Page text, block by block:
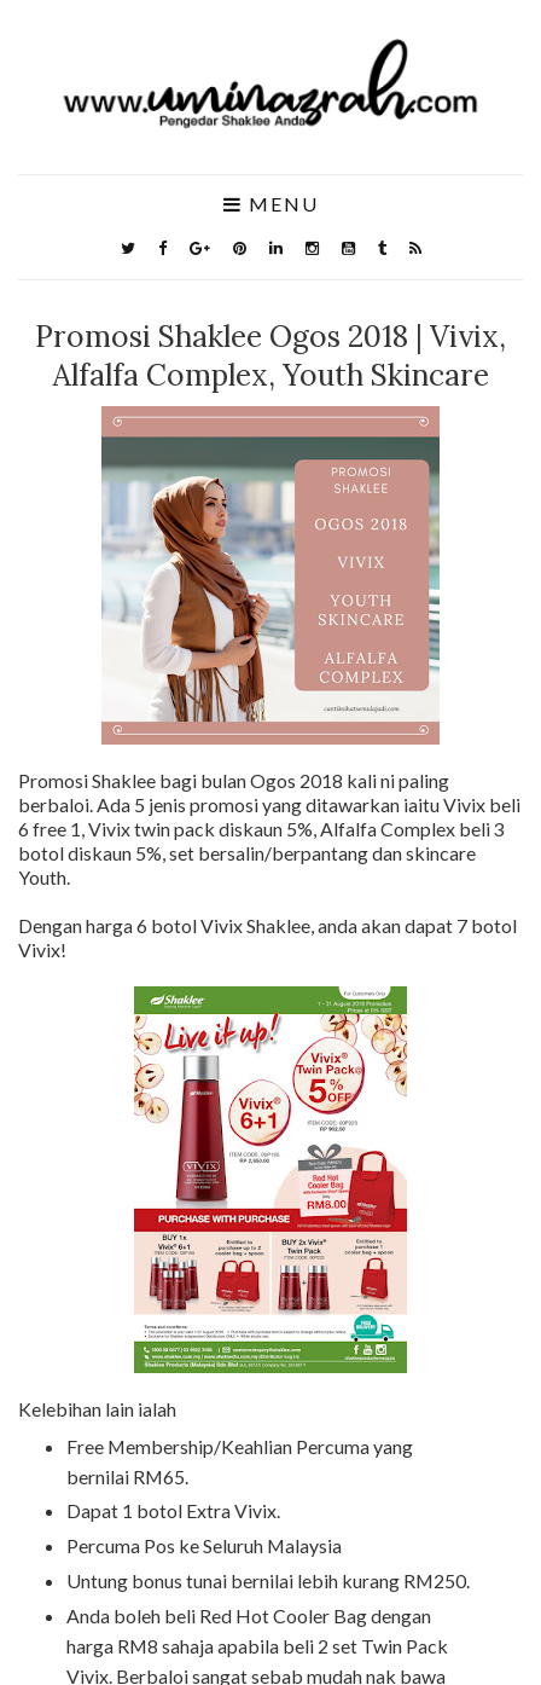
MENU
Promosi Shaklee Ogos 2018 | Vivix,
Alfalfa Complex, Youth Skincare
Promosi Shaklee bagi bulan Ogos 2018 kali ni paling
berbaloi. Ada 5 jenis promosi yang ditawarkan iaitu Vivix beli
6 free 1, Vivix twin pack diskaun 5%, Alfalfa Complex beli 3
botol diskaun 5%, set bersalin/berpantang dan skincare
Youth.
Dengan harga 6 botol Vivix Shaklee, anda akan dapat 7 botol
Vivix!
Kelebihan lain ialah
Free Membership/Keahlian Percuma yang
bernilai RM65.
Dapat 1 botol Extra Vivix.
Percuma Pos ke Seluruh Malaysia
Untung bonus tunai bernilai lebih kurang RM250.
Anda boleh beli Red Hot Cooler Bag dengan
harga RM8 sahaja apabila beli 2 set Twin Pack
Vivix. Berbaloi sangat sebab mudah nak bawa